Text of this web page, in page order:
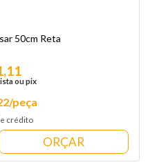
50cm Reta
peça
crédito
ou pix
ORÇAR